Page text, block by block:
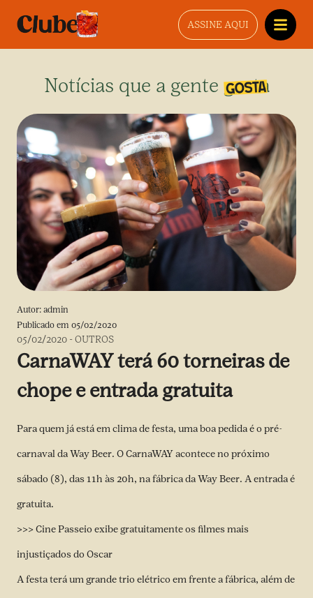
ASSINE AQUI
Notícias que a gente gosta
Autor: admin
Publicado em 05/02/2020
05/02/2020 -OUTROS
CarnaWAY terá 60 torneiras de
chope e entrada gratuita
Para quem já está em clima de festa, uma boa pedida é o pré-
carnaval da Way Beer. O CarnaWAY acontece no próximo
sábado (8), das 11h às 20h, na fábrica da Way Beer. A entrada é
gratuita.
>>> Cine Passeio exibe gratuitamente os filmes mais
injustiçados do Oscar
A festa terá um grande trio elétrico em frente a fábrica, além de